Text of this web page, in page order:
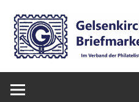
Inhalt
springen
offizielle